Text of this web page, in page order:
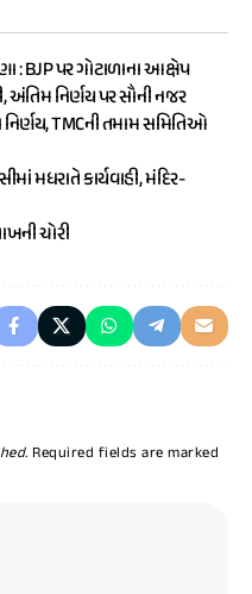
: BJP પર ગોટાળાના આક્ષેપ
અંતિમ નિર્ણય પર સૌની નજર
TMCની તમામ સમિતિઓ
મધરાતે કાર્યવાહી, મંદિર-
ચોરી
Required fields are marked